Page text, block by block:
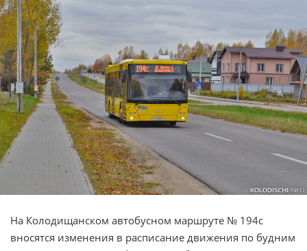
На Колодищанском автобусном маршруте № 194с
вносятся изменения в расписание движения по будним